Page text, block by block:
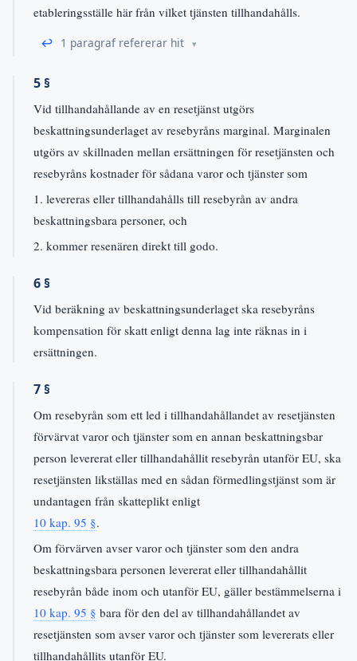
etableringsställe här från vilket tjänsten tillhandahålls.
↩ 1 paragraf refererar hit
5 §
Vid tillhandahållande av en resetjänst utgörs
beskattningsunderlaget av resebyråns marginal. Marginalen
utgörs av skillnaden mellan ersättningen för resetjänsten och
resebyråns kostnader för sådana varor och tjänster som
1. levereras eller tillhandahålls till resebyrån av andra
beskattningsbara personer, och
2. kommer resenären direkt till godo.
6 §
Vid beräkning av beskattningsunderlaget ska resebyråns
kompensation för skatt enligt denna lag inte räknas in i
ersättningen.
7 §
Om resebyrån som ett led i tillhandahållandet av resetjänsten
förvärvat varor och tjänster som en annan beskattningsbar
person levererat eller tillhandahållit resebyrån utanför EU, ska
resetjänsten likställas med en sådan förmedlingstjänst som är
undantagen från skatteplikt enligt
10 kap. 95 §.
Om förvärven avser varor och tjänster som den andra
beskattningsbara personen levererat eller tillhandahållit
resebyrån både inom och utanför EU, gäller bestämmelserna i
10 kap. 95 § bara för den del av tillhandahållandet av
resetjänsten som avser varor och tjänster som levererats eller
tillhandahållits utanför EU.